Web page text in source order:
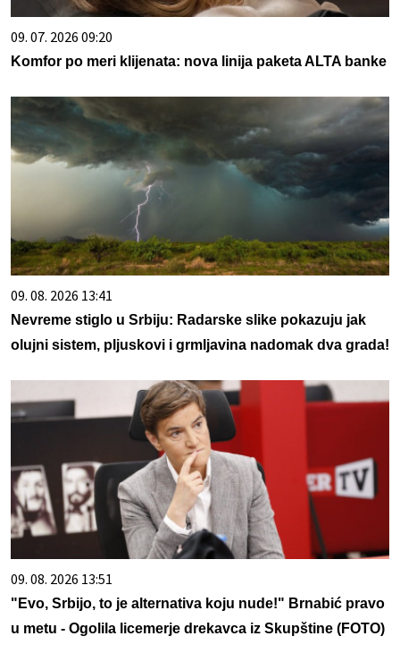
09. 07. 2026 09:20
Komfor po meri klijenata: nova linija paketa ALTA banke
09. 08. 2026 13:41
Nevreme stiglo u Srbiju: Radarske slike pokazuju jak
olujni sistem, pljuskovi i grmljavina nadomak dva grada!
09. 08. 2026 13:51
"Evo, Srbijo, to je alternativa koju nude!" Brnabić pravo
u metu - Ogolila licemerje drekavca iz Skupštine (FOTO)